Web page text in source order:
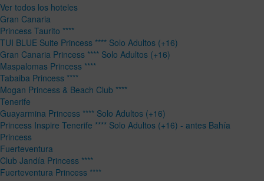
Ver todos los hoteles
Gran Canaria
Princess Taurito ****
TUI BLUE Suite Princess **** Solo Adultos (+16)
Gran Canaria Princess **** Solo Adultos (+16)
Maspalomas Princess ****
Tabaiba Princess ****
Mogan Princess & Beach Club ****
Tenerife
Guayarmina Princess **** Solo Adultos (+16)
Princess Inspire Tenerife **** Solo Adultos (+16) - antes Bahía
Princess
Fuerteventura
Club Jandía Princess ****
Fuerteventura Princess ****